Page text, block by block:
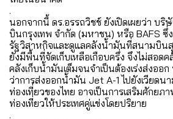
.
นอกจากนี้ ดร.อรรถวิชช์ ยังเปิดเผยว่า บริ
บินกรุงเทพ จำกัด (มหาชน) หรือ BAFS ซึ่
รัฐวิสาหกิจและดูแลคลังน้ำมันที่สนามบิน
ยังมีพื้นที่จัดเก็บเหลือเกือบครึ่ง จึงไม่สอด
คลังเก็บน้ำมันเต็มจนจำเป็นต้องเร่งส่งออ
ว่าการส่งออกน้ำมัน Jet A-1 ไปยังเวียดน
ท่องเที่ยวของไทย อาจเป็นการเสริมศักย
ท่องเที่ยวให้ประเทศคู่แข่งโดยปริยาย
.